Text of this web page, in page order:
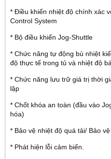
* Điều khiển nhiệt độ chính xác
Control System
* Bộ điều khiển Jog-Shuttle
* Chức năng tự động bù nhiệt
độ thực tế trong tủ và nhiệt độ
* Chức năng lưu trữ giá trị thời
lập
* Chốt khóa an toàn (đầu vào
hóa)
* Bảo vệ nhiệt độ quá tải/ Bảo
* Phát hiện lỗi cảm biến.